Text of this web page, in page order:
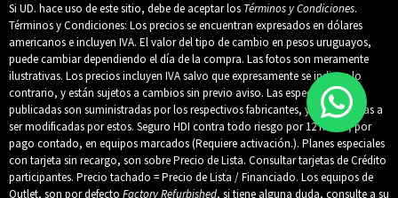
Si UD. hace uso de este sitio, debe de aceptar los Términos y Condiciones.
Términos y Condiciones: Los precios se encuentran expresados en dólares
americanos e incluyen IVA. El valor del tipo de cambio en pesos uruguayos,
puede cambiar dependiendo el día de la compra. Las fotos son meramente
ilustrativas. Los precios incluyen IVA salvo que expresamente se indique lo
contrario, y están sujetos a cambios sin previo aviso. Las especificaciones
publicadas son suministradas por los respectivos fabricantes, y están sujetas a
ser modificadas por estos. Seguro HDI contra todo riesgo por 12 meses, por
pago contado, en equipos marcados (Requiere activación.). Planes especiales
con tarjeta sin recargo, son sobre Precio de Lista. Consultar tarjetas de Crédito
participantes. Precio tachado = Precio de Lista / Financiado. Los equipos de
Outlet, son por defecto Factory Refurbished, si tiene alguna duda, consulte a su